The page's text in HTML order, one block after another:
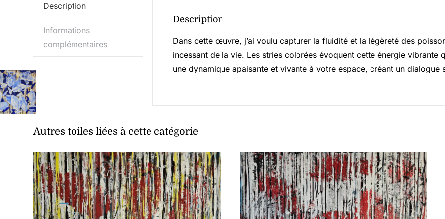
Description
Informations
complémentaires
Description
Dans cette œuvre, j’ai voulu capturer la fluidité et la légèreté des
incessant de la vie. Les stries colorées évoquent cette énergie vibrante
une dynamique apaisante et vivante à votre espace, créant un
Autres toiles liées à cette catégorie